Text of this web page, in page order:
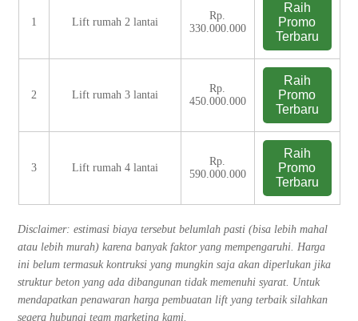
1 Lift rumah 2 lantai
Rp.
330.000.000
Raih
Promo
Terbaru
2 Lift rumah 3 lantai
Rp.
450.000.000
Raih
Promo
Terbaru
3 Lift rumah 4 lantai
Rp.
590.000.000
Raih
Promo
Terbaru
Disclaimer: estimasi biaya tersebut belumlah pasti (bisa lebih mahal
atau lebih murah) karena banyak faktor yang mempengaruhi. Harga
ini belum termasuk kontruksi yang mungkin saja akan diperlukan jika
struktur beton yang ada dibangunan tidak memenuhi syarat. Untuk
mendapatkan penawaran harga pembuatan lift yang terbaik silahkan
segera hubungi team marketing kami.